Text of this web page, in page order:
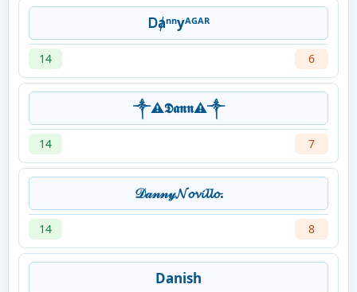
Ꭰⱥⁿⁿyᴬᴳᴬᴿ
14 6
༒︎⚠︎𝕯𝖆𝖓𝖓⚠︎༒︎
14 7
𝒟𝒶𝓃𝓃𝓎𝓝𝓸𝓿𝓲𝓵𝓵𝓸.
14 8
Danish